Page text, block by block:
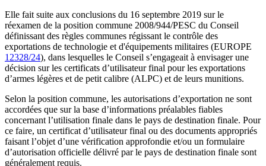
Elle fait suite aux conclusions du 16 septembre 2019 sur le
réexamen de la position commune 2008/944/PESC du Conseil
définissant des règles communes régissant le contrôle des
exportations de technologie et d'équipements militaires (EUROPE
12328/24), dans lesquelles le Conseil s’engageait à envisager une
décision sur les certificats d’utilisateur final pour les exportations
d’armes légères et de petit calibre (ALPC) et de leurs munitions.
Selon la position commune, les autorisations d’exportation ne sont
accordées que sur la base d’informations préalables fiables
concernant l’utilisation finale dans le pays de destination finale. Pour
ce faire, un certificat d’utilisateur final ou des documents appropriés
faisant l’objet d’une vérification approfondie et/ou un formulaire
d’autorisation officielle délivré par le pays de destination finale sont
généralement requis.